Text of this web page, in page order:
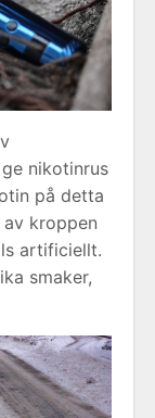
nikotinrus
på detta
kroppen
artificiellt.
smaker,